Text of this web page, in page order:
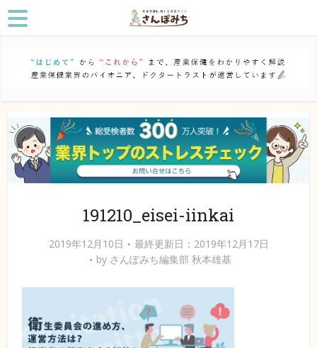
191210_eisei-iinkai
2019年12月10日
最終更新日：2019年12月17日
by さんぽみち編集部 秋本雄基